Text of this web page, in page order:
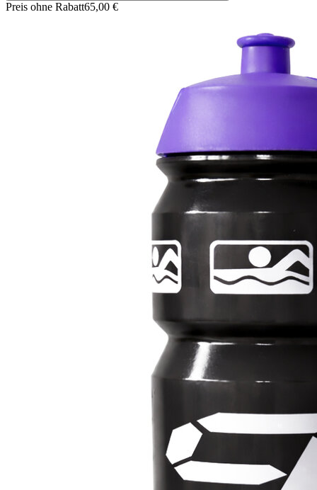
Preis ohne Rabatt65,00 €